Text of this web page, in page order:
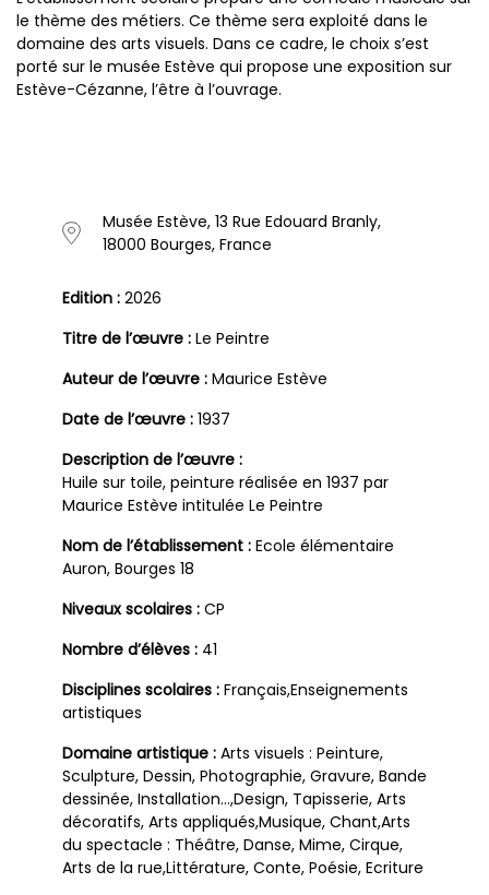
le thème des métiers. Ce thème sera exploité dans le
domaine des arts visuels. Dans ce cadre, le choix s’est
porté sur le musée Estève qui propose une exposition sur
Estève-Cézanne, l’être à l’ouvrage.
Musée Estève, 13 Rue Edouard Branly,
18000 Bourges, France
Edition : 2026
Titre de l’œuvre : Le Peintre
Auteur de l’œuvre : Maurice Estève
Date de l’œuvre : 1937
Description de l’œuvre :
Huile sur toile, peinture réalisée en 1937 par
Maurice Estève intitulée Le Peintre
Nom de l’établissement : Ecole élémentaire
Auron, Bourges 18
Niveaux scolaires : CP
Nombre d’élèves : 41
Disciplines scolaires : Français,Enseignements
artistiques
Domaine artistique : Arts visuels : Peinture,
Sculpture, Dessin, Photographie, Gravure, Bande
dessinée, Installation…,Design, Tapisserie, Arts
décoratifs, Arts appliqués,Musique, Chant,Arts
du spectacle : Théâtre, Danse, Mime, Cirque,
Arts de la rue,Littérature, Conte, Poésie, Ecriture